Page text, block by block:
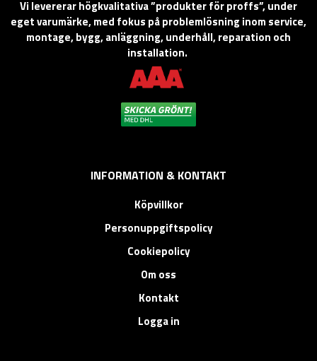
Vi levererar högkvalitativa ”produkter för proffs”, under
eget varumärke, med fokus på problemlösning inom service,
montage, bygg, anläggning, underhåll, reparation och
installation.
INFORMATION & KONTAKT
Köpvillkor
Personuppgiftspolicy
Cookiepolicy
Om oss
Kontakt
Logga in